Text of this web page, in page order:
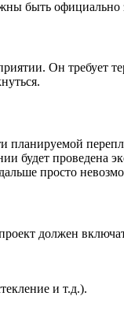
быть официально
Он
проведена
просто
должен
и т.д.).